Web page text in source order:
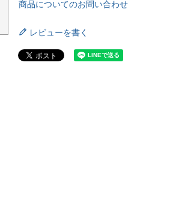
商品についてのお問い合わせ
レビューを書く